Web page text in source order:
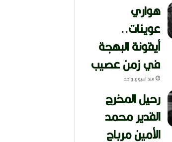
هواري
عوينات..
أيقونة البهجة
في زمن عصيب
منذ أسبوع واحد
رحيل المخرج
القدير محمد
الأمين مرباح